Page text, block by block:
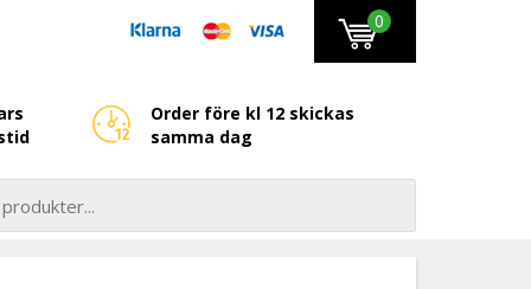
0
Order före kl 12 skickas
samma dag